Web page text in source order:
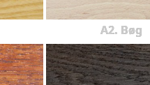
A2. Bøg